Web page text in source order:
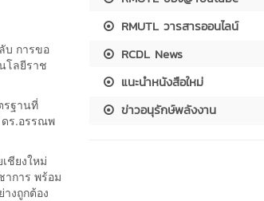
บ การขอ
โลยีราช
รฐานที่
ดร.อรรณพ
ชียงใหม่
าการ พร้อม
งถูกต้อง
RMUTL วารสารออนไลน์
RCDL News
แนะนำหนังสือใหม่
ข่าวอนุรักษ์พลังงาน